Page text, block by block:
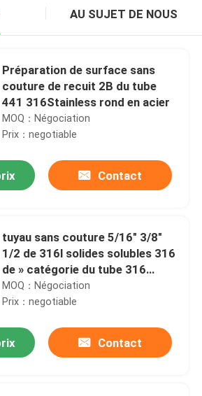
AU SUJET DE NOUS
Préparation de surface sans
couture de recuit 2B du tube
441 316Stainless rond en acier
MOQ：Négociation
Prix：negotiable
Contact
tuyau sans couture 5/16" 3/8"
1/2 de 316l solides solubles 316
de » catégorie du tube 316
d'acier inoxydable 1/4 pouce
MOQ：Négociation
Prix：negotiable
Contact